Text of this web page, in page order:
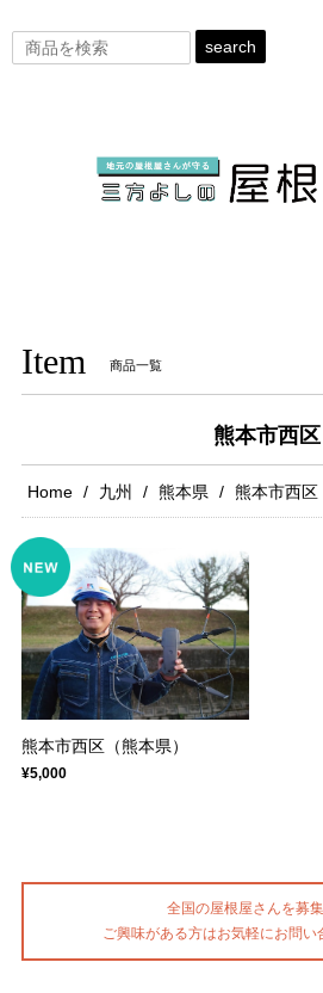
search
Item 商品一覧
熊本市西区
Home 九州 熊本県 熊本市西区
熊本市西区（熊本県）
¥5,000
全国の屋根屋さんを募
ご興味がある方はお気軽にお問い